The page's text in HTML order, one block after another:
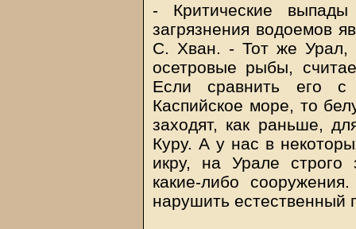
- Критические
загрязнения водоемов
С. Хван. - Тот же Урал,
осетровые рыбы,
Если сравнить его
Каспийское море, то
заходят, как раньше,
Куру. А у нас в
икру, на Урале строго
какие-либо
нарушить естественный